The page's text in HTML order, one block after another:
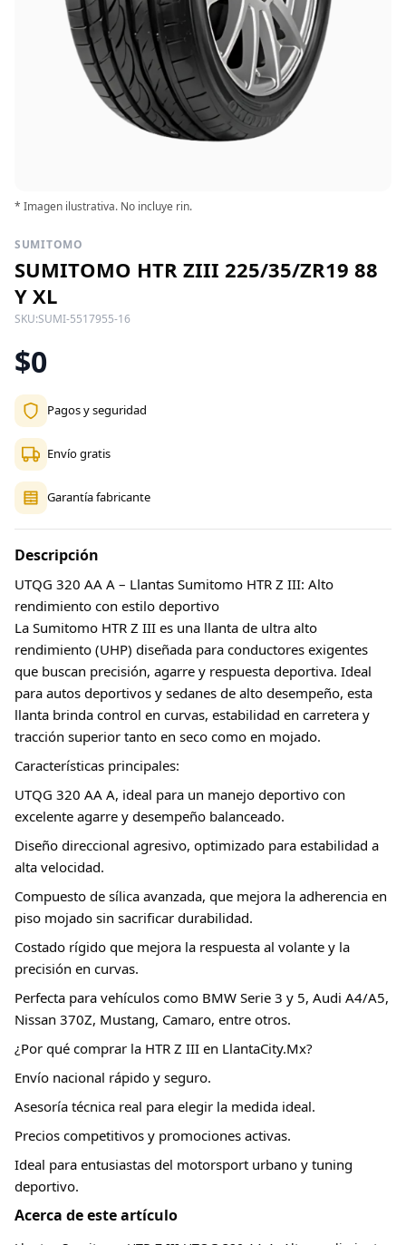
* Imagen ilustrativa. No incluye rin.
SUMITOMO
SUMITOMO HTR ZIII 225/35/ZR19 88
Y XL
SKU:SUMI-5517955-16
$0
Pagos y seguridad
Envío gratis
Garantía fabricante
Descripción
UTQG 320 AA A – Llantas Sumitomo HTR Z III: Alto
rendimiento con estilo deportivo
La Sumitomo HTR Z III es una llanta de ultra alto
rendimiento (UHP) diseñada para conductores exigentes
que buscan precisión, agarre y respuesta deportiva. Ideal
para autos deportivos y sedanes de alto desempeño, esta
llanta brinda control en curvas, estabilidad en carretera y
tracción superior tanto en seco como en mojado.
Características principales:
UTQG 320 AA A, ideal para un manejo deportivo con
excelente agarre y desempeño balanceado.
Diseño direccional agresivo, optimizado para estabilidad a
alta velocidad.
Compuesto de sílica avanzada, que mejora la adherencia en
piso mojado sin sacrificar durabilidad.
Costado rígido que mejora la respuesta al volante y la
precisión en curvas.
Perfecta para vehículos como BMW Serie 3 y 5, Audi A4/A5,
Nissan 370Z, Mustang, Camaro, entre otros.
¿Por qué comprar la HTR Z III en LlantaCity.Mx?
Envío nacional rápido y seguro.
Asesoría técnica real para elegir la medida ideal.
Precios competitivos y promociones activas.
Ideal para entusiastas del motorsport urbano y tuning
deportivo.
Acerca de este artículo